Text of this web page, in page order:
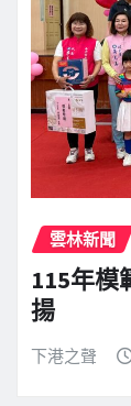
雲林新聞
115年模
揚
下港之聲